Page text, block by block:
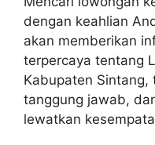
dengan keahlian
akan memberikan
terpercaya tentang
Kabupaten Sintang,
tanggung jawab,
lewatkan